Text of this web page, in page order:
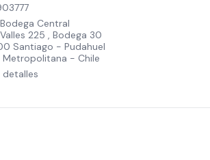
Bodega Central
225 , Bodega 30
Santiago - Pudahuel
Metropolitana - Chile
detalles